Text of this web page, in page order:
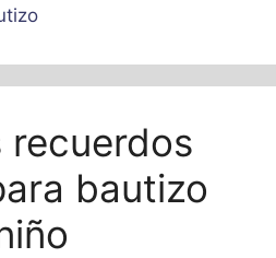
recuerdos
bautizo